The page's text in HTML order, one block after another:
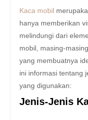
Kaca mobil
hanya memberikan
melindungi dari
mobil, masing-
yang membuatnya
ini informasi tentang
yang digunakan:
Jenis-Jenis